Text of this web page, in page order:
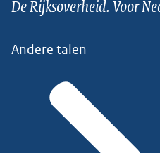
De Rijksoverheid. Voor
Andere talen